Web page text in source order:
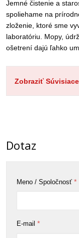
Jemné čistenie a
spoliehame na
zloženie, ktoré sme
laboratóriu. Mopy,
ošetrení dajú ľahko
Zobraziť
Dotaz
Meno / Spoločnosť *
E-mail *